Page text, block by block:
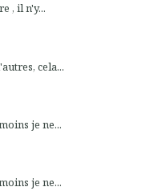
, il n'y...
cela...
je ne...
je ne...